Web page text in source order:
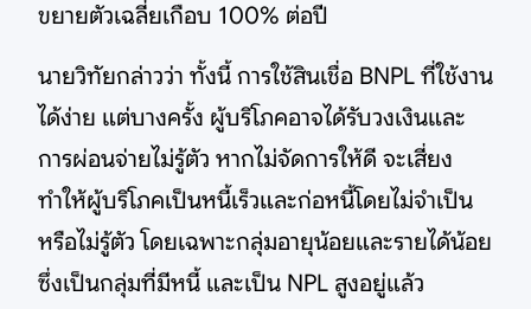
ขยายตัวเฉลี่ยเกือบ 100% ต่อปี
นายวิทัยกล่าวว่า ทั้งนี้ การใช้สินเชื่อ BNPL ที่ใช้งาน
ได้ง่าย แต่บางครั้ง ผู้บริโภคอาจได้รับวงเงินและ
การผ่อนจ่ายไม่รู้ตัว หากไม่จัดการให้ดี จะเสี่ยง
ทำให้ผู้บริโภคเป็นหนี้เร็วและก่อหนี้โดยไม่จำเป็น
หรือไม่รู้ตัว โดยเฉพาะกลุ่มอายุน้อยและรายได้น้อย
ซึ่งเป็นกลุ่มที่มีหนี้ และเป็น NPL สูงอยู่แล้ว